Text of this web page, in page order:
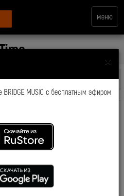
меню
×
MUSIC с бесплатным эфиром